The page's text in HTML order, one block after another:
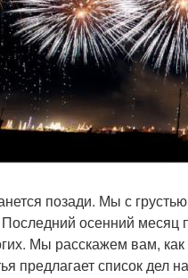
позади. Мы с
осенний месяц
Мы расскажем вам, как
предлагает список дел